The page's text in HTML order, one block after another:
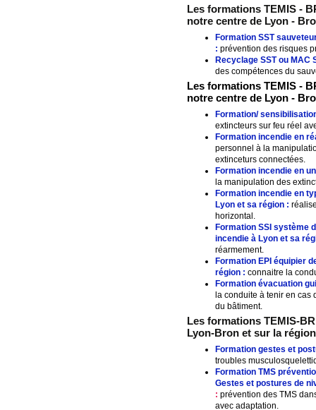
Les formations TEMIS -
notre centre de Lyon -
Formation SST
: prévention des risques
Recyclage SST ou MAC
des compétences du
Les formations TEMIS -
notre centre de Lyon -
Formation/
extincteurs sur feu réel
Formation incendie en
personnel à la
extinceturs connectées.
Formation incendie en
la manipulation des
Formation incendie en
Lyon et sa région :
horizontal.
Formation SSI système
incendie à Lyon et sa
réarmement.
Formation EPI équipier
région : connaitre la
Formation évacuation
la conduite à tenir en cas
du bâtiment.
Les formations TEMIS-
Lyon-Bron et sur la
Formation gestes et
troubles
Formation TMS
Gestes et postures de
: prévention des TMS
avec adaptation.